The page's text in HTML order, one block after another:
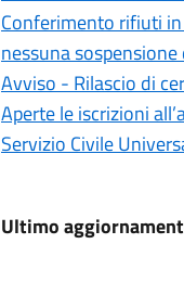
Conferimento rifiuti
nessuna
Avviso - Rilascio di
Aperte le iscrizioni
Servizio Civile
Ultimo